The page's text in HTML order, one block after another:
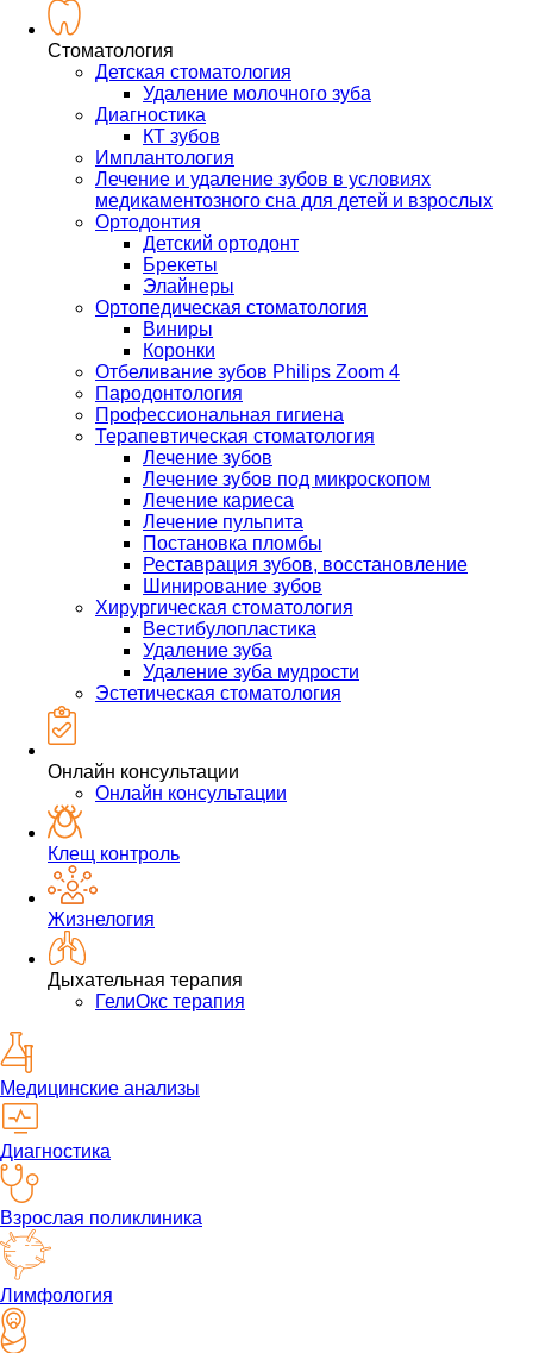
Стоматология
Детская стоматология
Удаление молочного зуба
Диагностика
КТ зубов
Имплантология
Лечение и удаление зубов в условиях
медикаментозного сна для детей и взрослых
Ортодонтия
Детский ортодонт
Брекеты
Элайнеры
Ортопедическая стоматология
Виниры
Коронки
Отбеливание зубов Philips Zoom 4
Пародонтология
Профессиональная гигиена
Терапевтическая стоматология
Лечение зубов
Лечение зубов под микроскопом
Лечение кариеса
Лечение пульпита
Постановка пломбы
Реставрация зубов, восстановление
Шинирование зубов
Хирургическая стоматология
Вестибулопластика
Удаление зуба
Удаление зуба мудрости
Эстетическая стоматология
Онлайн консультации
Онлайн консультации
Клещ контроль
Жизнелогия
Дыхательная терапия
ГелиОкс терапия
Медицинские анализы
Диагностика
Взрослая поликлиника
Лимфология